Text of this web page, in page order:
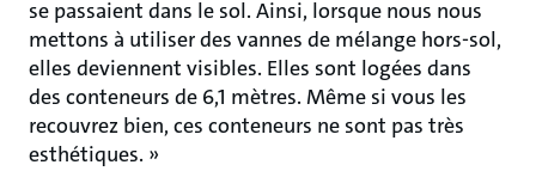
se passaient dans le sol. Ainsi, lorsque nous nous
mettons à utiliser des vannes de mélange hors-sol,
elles deviennent visibles. Elles sont logées dans
des conteneurs de 6,1 mètres. Même si vous les
recouvrez bien, ces conteneurs ne sont pas très
esthétiques. »